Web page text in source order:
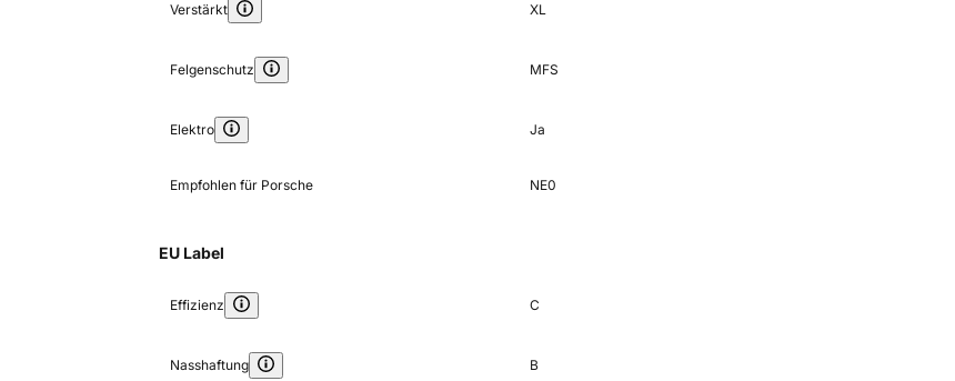
Verstärkt XL
Felgenschutz MFS
Elektro Ja
Empfohlen für Porsche NE0
EU Label
Effizienz C
Nasshaftung B